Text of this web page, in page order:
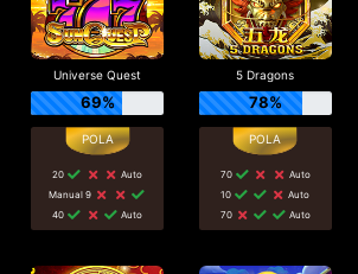
Universe Quest
69%
20
Auto
Manual 9
40
Auto
5 Dragons
78%
70
Auto
10
Auto
70
Auto